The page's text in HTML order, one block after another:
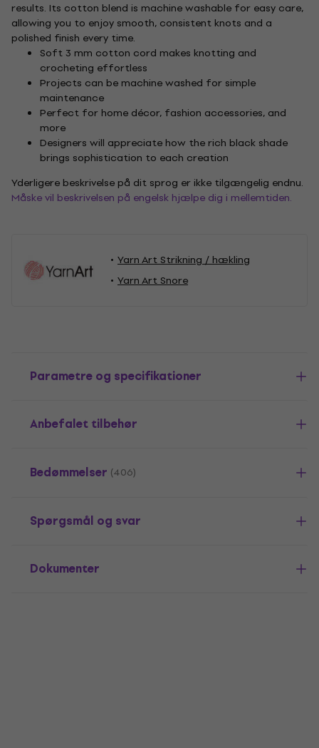
results. Its cotton blend is machine washable for easy care,
allowing you to enjoy smooth, consistent knots and a
polished finish every time.
Soft 3 mm cotton cord makes knotting and
crocheting effortless
Projects can be machine washed for simple
maintenance
Perfect for home décor, fashion accessories, and
more
Designers will appreciate how the rich black shade
brings sophistication to each creation
Yderligere beskrivelse på dit sprog er ikke tilgængelig endnu.
Måske vil beskrivelsen på engelsk hjælpe dig i mellemtiden.
Yarn Art Strikning / hækling
Yarn Art Snore
Parametre og specifikationer
Anbefalet tilbehør
Bedømmelser (406)
Spørgsmål og svar
Dokumenter